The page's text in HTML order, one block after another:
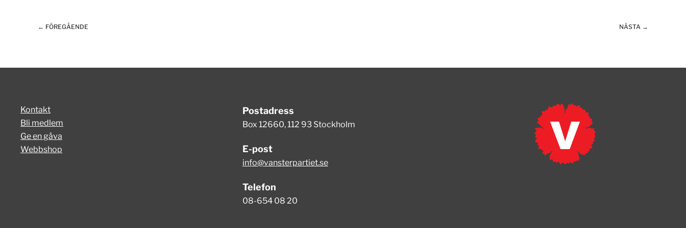
← FÖREGÅENDE NÄSTA →
Kontakt
Bli medlem
Ge en gåva
Webbshop
Postadress
Box 12660, 112 93 Stockholm
E-post
info@vansterpartiet.se
Telefon
08-654 08 20